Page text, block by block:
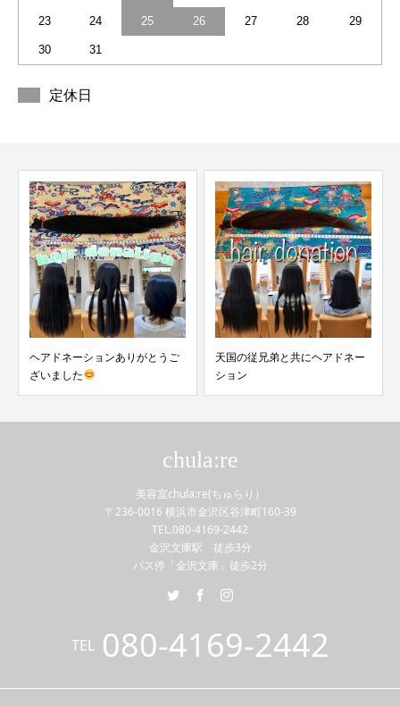
23 24 25 26 27 28 29
30 31
定休日
ヘアドネーションありがとうご
ざいました
天国の従兄弟と共にヘアドネー
ション
chula:re
美容室chula:re(ちゅらり）
〒236-0016 横浜市金沢区谷津町160-39
TEL.080-4169-2442
金沢文庫駅 徒歩3分
バス停「金沢文庫」徒歩2分
TEL 080-4169-2442